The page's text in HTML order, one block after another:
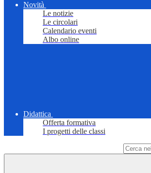
Novità
Le notizie
Le circolari
Calendario eventi
Albo online
Didattica
Offerta formativa
I progetti delle classi